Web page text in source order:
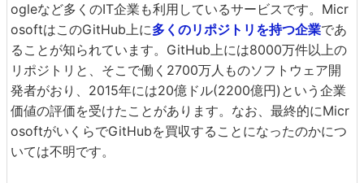
ogleなど多くのIT企業も利用しているサービスです。Micr
osoftはこのGitHub上に多くのリポジトリを持つ企業であ
ることが知られています。GitHub上には8000万件以上の
リポジトリと、そこで働く2700万人ものソフトウェア開
発者がおり、2015年には20億ドル(2200億円)という企業
価値の評価を受けたことがあります。なお、最終的にMicr
osoftがいくらでGitHubを買収することになったのかにつ
いては不明です。